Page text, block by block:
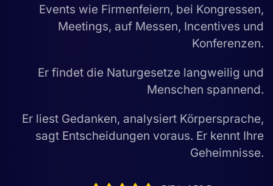
Events wie Firmenfeiern, bei Kongressen,
Meetings, auf Messen, Incentives und
Konferenzen.
Er findet die Naturgesetze langweilig und
Menschen spannend.
Er liest Gedanken, analysiert Körpersprache,
sagt Entscheidungen voraus. Er kennt Ihre
Geheimnisse.